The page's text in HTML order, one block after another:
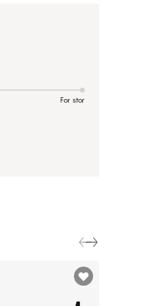
For stor